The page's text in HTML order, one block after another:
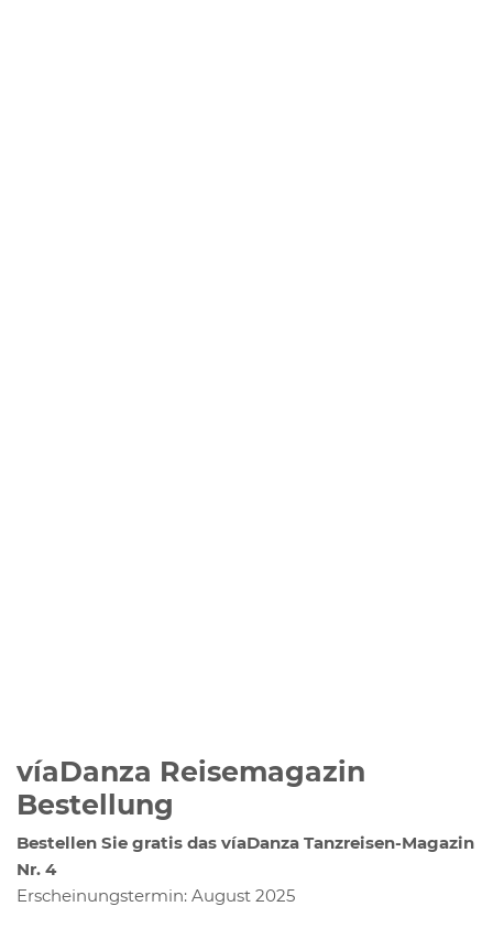
víaDanza Reisemagazin
Bestellung
Bestellen Sie gratis das víaDanza Tanzreisen-Magazin
Nr. 4
Erscheinungstermin: August 2025